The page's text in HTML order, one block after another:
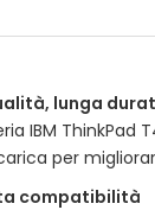
lunga
IBM ThinkPad
per
compatibilità